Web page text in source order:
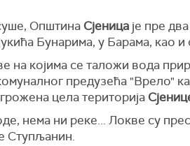
Општина Сјеница је пре
Бунарима, у Барама, као
на којима се таложи вода
предузећа "Врело"
цела територија
нема ни реке... Локве су
Ступљанин.